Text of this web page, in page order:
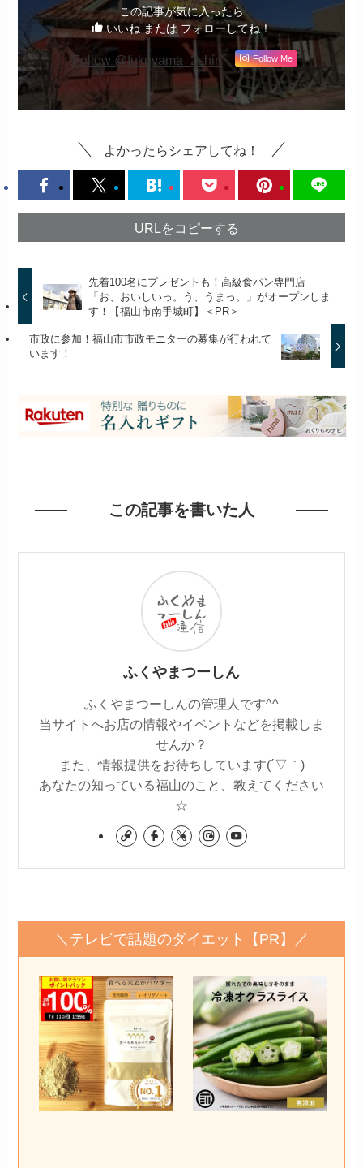
この記事が気に入ったら
いいね または フォローしてね！
Follow @fukuyama_2shin Follow Me
よかったらシェアしてね！
URLをコピーする
先着100名にプレゼントも！高級食パン専門店
「お、おいしいっ。う、うまっ。」がオープンしま
す！【福山市南手城町】＜PR＞
市政に参加！福山市市政モニターの募集が行われて
います！
この記事を書いた人
ふくやまつーしん
ふくやまつーしんの管理人です^^
当サイトへお店の情報やイベントなどを掲載しま
せんか？
また、情報提供をお待ちしています(´▽｀)
あなたの知っている福山のこと、教えてください
☆
＼テレビで話題のダイエット【PR】／